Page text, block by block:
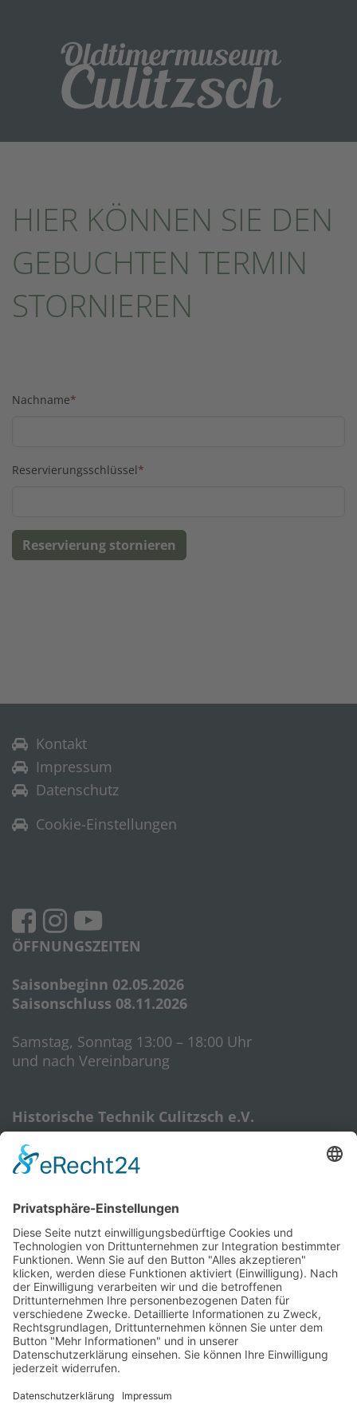
HIER KÖNNEN SIE DEN
GEBUCHTEN TERMIN
STORNIEREN
Nachname*
Reservierungsschlüssel*
Reservierung stornieren
Kontakt
Impressum
Datenschutz
Cookie-Einstellungen
ÖFFNUNGSZEITEN
Saisonbeginn 02.05.2026
Saisonschluss 08.11.2026
Samstag, Sonntag 13:00 – 18:00 Uhr
und nach Vereinbarung
Historische Technik Culitzsch e.V.
08112 Wilkau-Haßlau‎
E-Mail:
htcverein@gmail.com